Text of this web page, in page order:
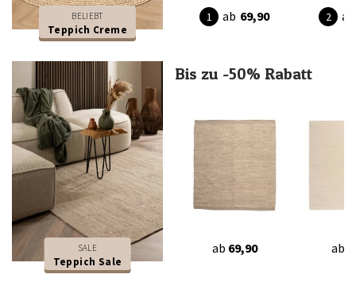
BELIEBT
Teppich Creme
ab 69,90 ab
SALE
Teppich Sale
Bis zu -50% Rabatt
ab 69,90 ab